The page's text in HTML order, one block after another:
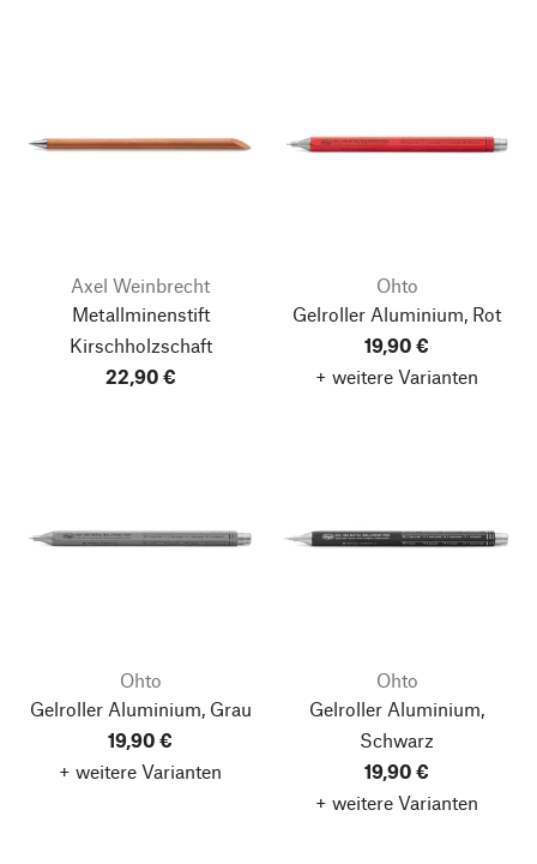
Axel Weinbrecht
Metallminenstift
Kirschholzschaft
22,90 €
Ohto
Gelroller Aluminium, Rot
19,90 €
+ weitere Varianten
Ohto
Gelroller Aluminium, Grau
19,90 €
+ weitere Varianten
Ohto
Gelroller Aluminium,
Schwarz
19,90 €
+ weitere Varianten